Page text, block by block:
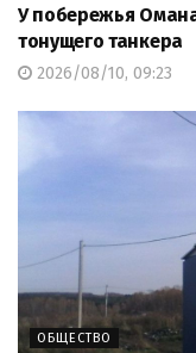
У побережья
тонущего танкера
2026/08/10, 09:23
ОБЩЕСТВО